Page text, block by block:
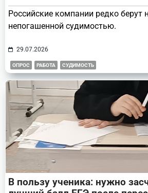
Российские компании редко берут
непогашенной судимостью.
29.07.2026
ОПРОС РАБОТА СУДИМОСТЬ
В пользу ученика: нужно